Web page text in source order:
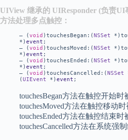
UIView 继承的 UIResponder (负责
方法处理多点触控：
– (void )touchesBegan:(NSSet
*)event ;
– (void )touchesMoved:(NSSet
*)event ;
– (void )touchesEnded:(NSSet
*)event ;
– (void )touchesCancelled:(NSSet
(UIEvent *)event ;
touchesBegan方法在触控开始时
touchesMoved方法在触控移动时
touchesEnded方法在触控结束时
touchesCancelled方法在系统强